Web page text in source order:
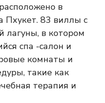
расположено в
Пхукет. 83 виллы с
лагуны, в котором
спа -салон и
комнаты и
такие как
терапия и